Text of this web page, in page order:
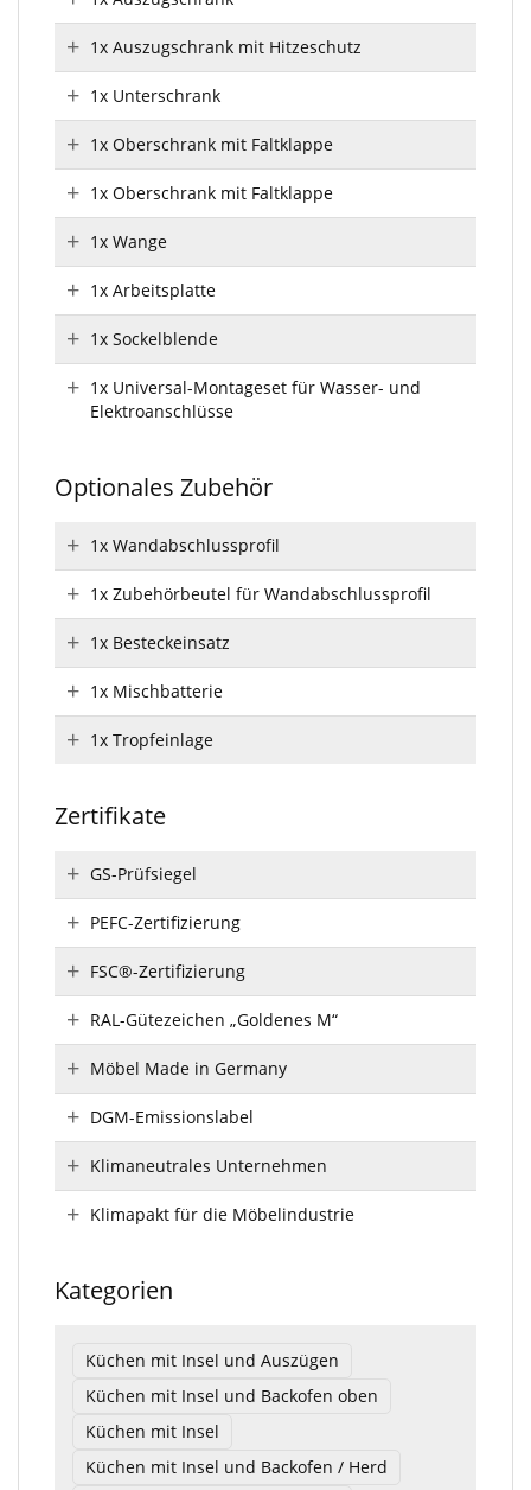
1x Auszugschrank mit Hitzeschutz
1x Unterschrank
1x Oberschrank mit Faltklappe
1x Oberschrank mit Faltklappe
1x Wange
1x Arbeitsplatte
1x Sockelblende
1x Universal-Montageset für Wasser- und
Elektroanschlüsse
Optionales Zubehör
1x Wandabschlussprofil
1x Zubehörbeutel für Wandabschlussprofil
1x Besteckeinsatz
1x Mischbatterie
1x Tropfeinlage
Zertifikate
GS-Prüfsiegel
PEFC-Zertifizierung
FSC®-Zertifizierung
RAL-Gütezeichen „Goldenes M“
Möbel Made in Germany
DGM-Emissionslabel
Klimaneutrales Unternehmen
Klimapakt für die Möbelindustrie
Kategorien
Küchen mit Insel und Auszügen
Küchen mit Insel und Backofen oben
Küchen mit Insel
Küchen mit Insel und Backofen / Herd